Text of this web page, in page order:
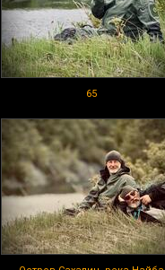
65